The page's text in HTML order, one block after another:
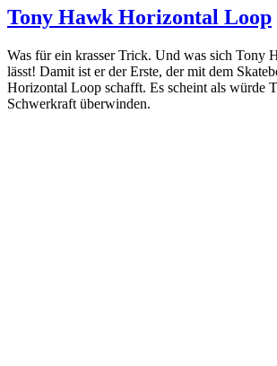
Tony Hawk Horizontal Loop
Was für ein krasser Trick. Und was sich Tony
lässt! Damit ist er der Erste, der mit dem
Horizontal Loop schafft. Es scheint als würde
Schwerkraft überwinden.